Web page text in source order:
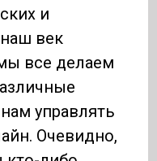
и
век
все делаем
управлять
Очевидно,